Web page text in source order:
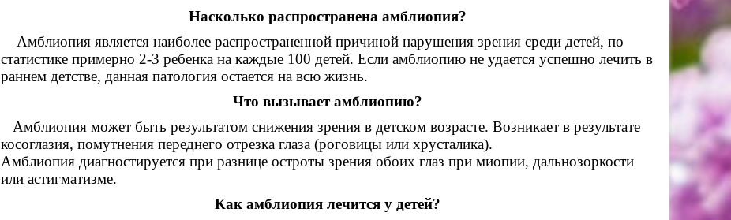
Насколько распространена амблиопия?
Амблиопия является наиболее распространенной причиной нарушения зрения среди детей, по
статистике примерно 2-3 ребенка на каждые 100 детей. Если амблиопию не удается успешно лечить в
раннем детстве, данная патология остается на всю жизнь.
Что вызывает амблиопию?
Амблиопия может быть результатом снижения зрения в детском возрасте. Возникает в результате
косоглазия, помутнения переднего отрезка глаза (роговицы или хрусталика).
Амблиопия диагностируется при разнице остроты зрения обоих глаз при миопии, дальнозоркости
или астигматизме.
Как амблиопия лечится у детей?